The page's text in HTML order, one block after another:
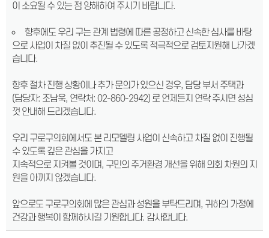
이 소요될 수 있는 점 양해하여 주시기 바랍니다.
향후에도 우리 구는 관계 법령에 따른 공정하고 신속한 심사를 바탕
으로 사업이 차질 없이 추진될 수 있도록 적극적으로 검토지원해 나가겠
습니다.
향후 절차 진행 상황이나 추가 문의가 있으신 경우, 담당 부서 주택과
(담당자: 조남욱, 연락처: 02-860-2942) 로 언제든지 연락 주시면 성심
껏 안내해 드리겠습니다.
우리 구로구의회에서도 본 리모델링 사업이 신속하고 차질 없이 진행될
수 있도록 깊은 관심을 가지고
지속적으로 지켜볼 것이며, 구민의 주거환경 개선을 위해 의회 차원의 지
원을 아끼지 않겠습니다.
앞으로도 구로구의회에 많은 관심과 성원을 부탁드리며, 귀하의 가정에
건강과 행복이 함께하시길 기원합니다. 감사합니다.